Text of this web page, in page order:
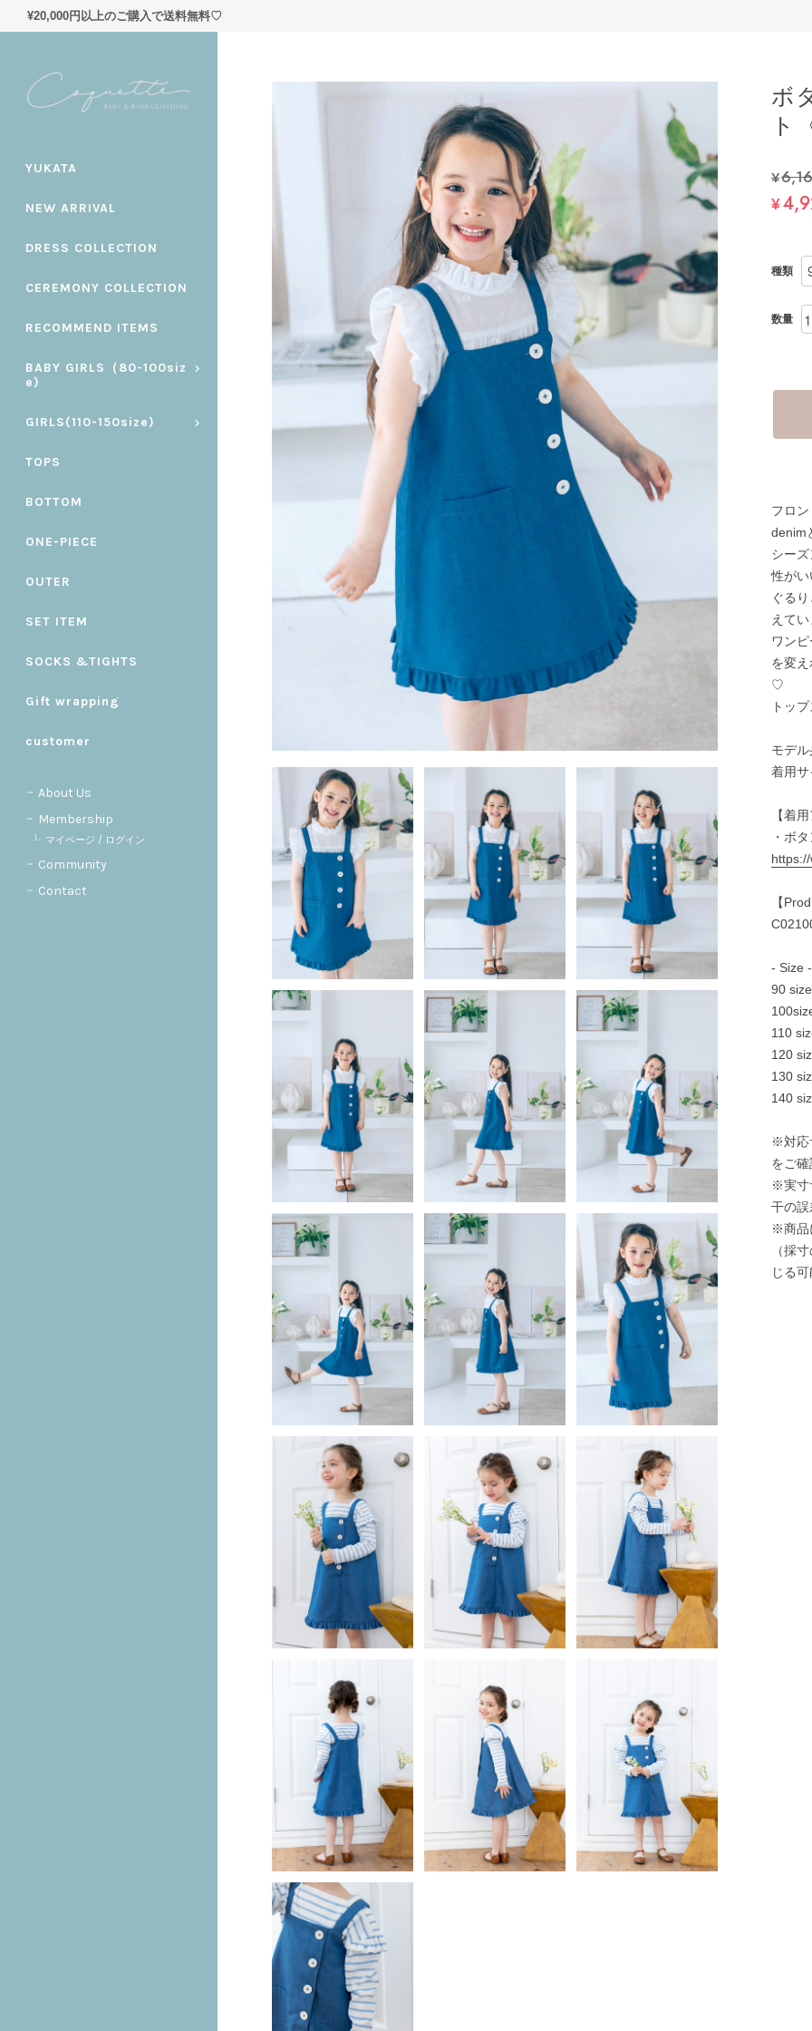
¥20,000円以上のご購入で送料無料♡
YUKATA
NEW ARRIVAL
DRESS COLLECTION
CEREMONY COLLECTION
RECOMMEND ITEMS
BABY GIRLS（80-100siz
e)
GIRLS(110-150size)
TOPS
BOTTOM
ONE-PIECE
OUTER
SET ITEM
SOCKS &TIGHTS
Gift wrapping
customer
About Us
Membership
マイページ / ログイン
Community
Contact
ボ
ト
¥
種類
数量
フロ
denim
シー
性が
ぐる
えて
ワン
を変
♡
トッ
モデ
着用
【着
・ボ
【
- Size -
90
110
120
130
140
※対応
をご
※実寸
干の
※商品
（採
じる